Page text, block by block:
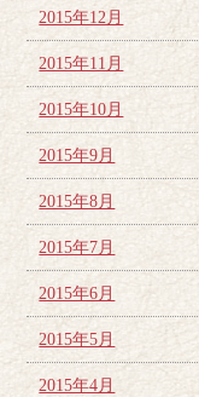
2015年12月
2015年11月
2015年10月
2015年9月
2015年8月
2015年7月
2015年6月
2015年5月
2015年4月